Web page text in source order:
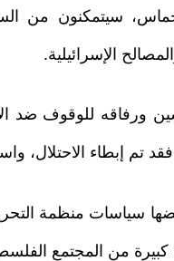
سيتمكنون من
الإسرائيلية.
للوقوف ضد
إبطاء الاحتلال،
سياسات منظمة
من المجتمع